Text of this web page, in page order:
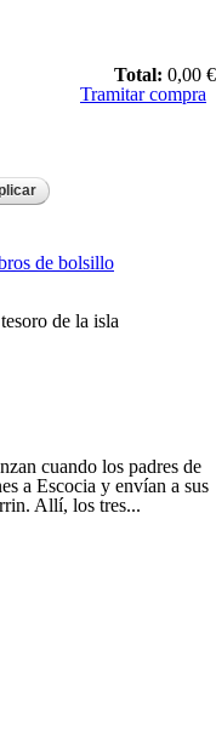
Total: 0,00 €
Tramitar compra
de bolsillo
de la isla
cuando los padres de
a Escocia y envían a sus
Allí, los tres...